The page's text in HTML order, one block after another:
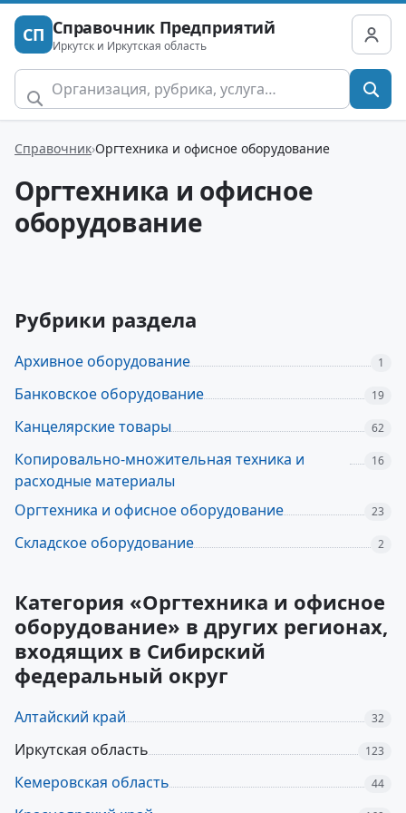
СП Справочник Предприятий
Иркутск и Иркутская область
Справочник Оргтехника и офисное оборудование
Оргтехника и офисное
оборудование
Рубрики раздела
Архивное оборудование 1
Банковское оборудование 19
Канцелярские товары 62
Копировально-множительная техника и
расходные материалы
16
Оргтехника и офисное оборудование 23
Складское оборудование 2
Категория «Оргтехника и офисное
оборудование» в других регионах,
входящих в Сибирский
федеральный округ
Алтайский край 32
Иркутская область 123
Кемеровская область 44